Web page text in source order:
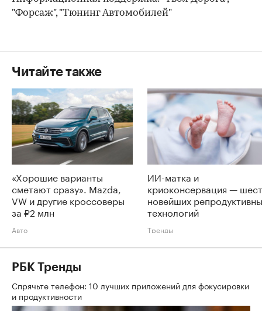
"Форсаж", "Тюнинг Автомобилей"
Читайте также
«Хорошие варианты
сметают сразу». Mazda,
VW и другие кроссоверы
за ₽2 млн
Авто
ИИ-матка и
криоконсервация —
новейших
технологий
Тренды
РБК Тренды
Спрячьте телефон: 10 лучших приложений для фокусировки
и продуктивности